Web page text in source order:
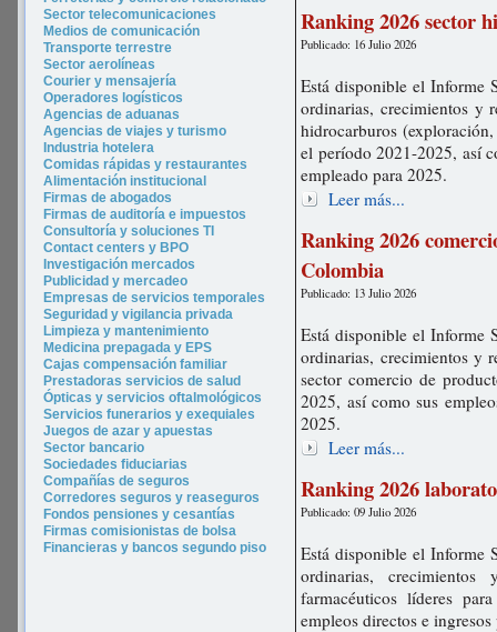
Sector telecomunicaciones
Medios de comunicación
Transporte terrestre
Sector aerolíneas
Courier y mensajería
Operadores logísticos
Agencias de aduanas
Agencias de viajes y turismo
Industria hotelera
Comidas rápidas y restaurantes
Alimentación institucional
Firmas de abogados
Firmas de auditoría e impuestos
Consultoría y soluciones TI
Contact centers y BPO
Investigación mercados
Publicidad y mercadeo
Empresas de servicios temporales
Seguridad y vigilancia privada
Limpieza y mantenimiento
Medicina prepagada y EPS
Cajas compensación familiar
Prestadoras servicios de salud
Ópticas y servicios oftalmológicos
Servicios funerarios y exequiales
Juegos de azar y apuestas
Sector bancario
Sociedades fiduciarias
Compañías de seguros
Corredores seguros y reaseguros
Fondos pensiones y cesantías
Firmas comisionistas de bolsa
Financieras y bancos segundo piso
Ranking 2026 sector
Publicado: 16 Julio 2026
Está disponible el Informe
ordinarias, crecimientos y
hidrocarburos
el período 2021-2025, así
empleado para 2025.
Leer más...
Ranking 2026
Colombia
Publicado: 13 Julio 2026
Está disponible el Informe
ordinarias, crecimientos y
sector comercio de
2025, así como sus
2025.
Leer más...
Ranking 2026
Publicado: 09 Julio 2026
Está disponible el Informe
ordinarias,
farmacéuticos líderes
empleos directos e